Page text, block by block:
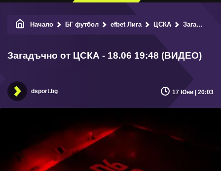
Начало БГ футбол efbet Лига ЦСКА Загадъчно от ЦСКА - 18.06 19:48 (ВИДЕО)
Загадъчно от ЦСКА - 18.06 19:48 (ВИДЕО)
dsport.bg 17 Юни | 20:03